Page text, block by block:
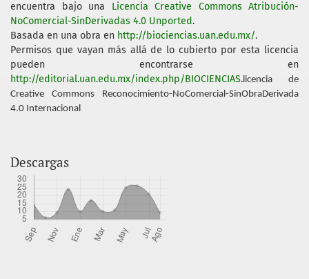
encuentra bajo una Licencia Creative Commons Atribución-
NoComercial-SinDerivadas 4.0 Unported.
Basada en una obra en http://biociencias.uan.edu.mx/.
Permisos que vayan más allá de lo cubierto por esta licencia
pueden encontrarse en
http://editorial.uan.edu.mx/index.php/BIOCIENCIAS. licencia de
Creative Commons Reconocimiento-NoComercial-SinObraDerivada
4.0 Internacional
Descargas